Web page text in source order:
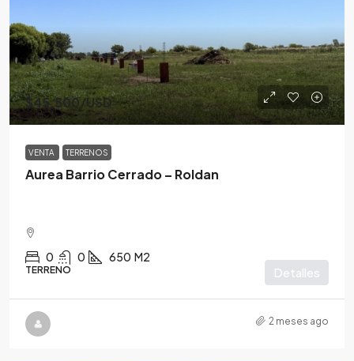
$45,500/USD
VENTA TERRENOS
Aurea Barrio Cerrado – Roldan
0 0 650 M2
TERRENO Detalles
2 meses ago